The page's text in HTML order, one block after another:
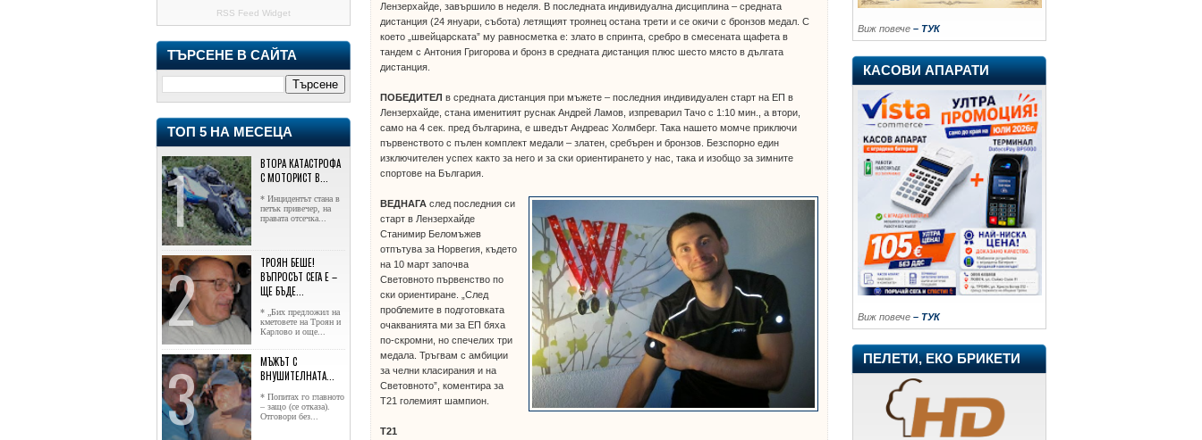
RSS Feed Widget
ТЪРСЕНЕ В САЙТА
ТОП 5 НА МЕСЕЦА
ВТОРА КАТАСТРОФА
С МОТОРИСТ В...
* Инцидентът стана в
петък привечер, на
правата отсечка...
ТРОЯН БЕШЕ!
ВЪПРОСЪТ СЕГА Е –
ЩЕ БЪДЕ...
* „Бих предложил на
кметовете на Троян и
Карлово и още...
МЪЖЪТ С
ВНУШИТЕЛНАТА...
* Попитах го главното
– защо (се отказа).
Отговори без...
Лензерхайде, завършило в неделя. В последната индивидуална дисциплина – средната
дистанция (24 януари, събота) летящият троянец остана трети и се окичи с бронзов медал. С
което „швейцарската” му равносметка е: злато в спринта, сребро в смесената щафета в
тандем с Антония Григорова и бронз в средната дистанция плюс шесто място в дългата
дистанция.
ПОБЕДИТЕЛ в средната дистанция при мъжете – последния индивидуален старт на ЕП в
Лензерхайде, стана именитият руснак Андрей Ламов, изпреварил Тачо с 1:10 мин., а втори,
само на 4 сек. пред българина, е шведът Андреас Холмберг. Така нашето момче приключи
първенството с пълен комплект медали – златен, сребърен и бронзов. Безспорно един
изключителен успех както за него и за ски ориентирането у нас, така и изобщо за зимните
спортове на България.
ВЕДНАГА след последния си
старт в Лензерхайде
Станимир Беломъжев
отпътува за Норвегия, където
на 10 март започва
Световното първенство по
ски ориентиране. „След
проблемите в подготовката
очакванията ми за ЕП бяха
по-скромни, но спечелих три
медала. Тръгвам с амбиции
за челни класирания и на
Световното”, коментира за
Т21 големият шампион.
Т21
Виж повече – ТУК
КАСОВИ АПАРАТИ
Виж повече – ТУК
ПЕЛЕТИ, ЕКО БРИКЕТИ